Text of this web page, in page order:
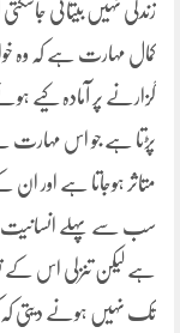
زندگی نہیں بیتائی
کمال مہارت ہے کہ وہ
گزارنے پر آمادہ کیے
پڑتا ہے جو اس
متاثر ہوجاتا ہے اور
سب سے پہلے انسانیت
ہے لیکن تنزلی اس کے
تک نہیں ہونے دیتی